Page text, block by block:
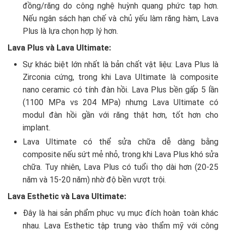
đồng/răng do công nghệ huỳnh quang phức tạp hơn.
Nếu ngân sách hạn chế và chủ yếu làm răng hàm, Lava
Plus là lựa chọn hợp lý hơn.
Lava Plus và Lava Ultimate:
Sự khác biệt lớn nhất là bản chất vật liệu: Lava Plus là
Zirconia cứng, trong khi Lava Ultimate là composite
nano ceramic có tính đàn hồi. Lava Plus bền gấp 5 lần
(1100 MPa vs 204 MPa) nhưng Lava Ultimate có
modul đàn hồi gần với răng thật hơn, tốt hơn cho
implant.
Lava Ultimate có thể sửa chữa dễ dàng bằng
composite nếu sứt mẻ nhỏ, trong khi Lava Plus khó sửa
chữa. Tuy nhiên, Lava Plus có tuổi thọ dài hơn (20-25
năm và 15-20 năm) nhờ độ bền vượt trội.
Lava Esthetic và Lava Ultimate:
Đây là hai sản phẩm phục vụ mục đích hoàn toàn khác
nhau. Lava Esthetic tập trung vào thẩm mỹ với công